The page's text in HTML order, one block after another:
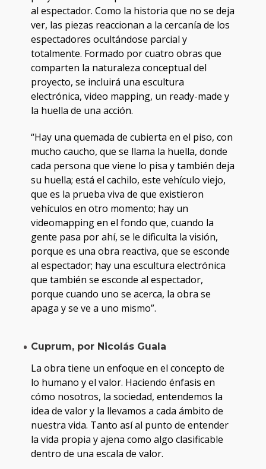
al espectador. Como la historia que no se deja
ver, las piezas reaccionan a la cercanía de los
espectadores ocultándose parcial y
totalmente. Formado por cuatro obras que
comparten la naturaleza conceptual del
proyecto, se incluirá una escultura
electrónica, video mapping, un ready-made y
la huella de una acción.
“Hay una quemada de cubierta en el piso, con
mucho caucho, que se llama la huella, donde
cada persona que viene lo pisa y también deja
su huella; está el cachilo, este vehículo viejo,
que es la prueba viva de que existieron
vehículos en otro momento; hay un
videomapping en el fondo que, cuando la
gente pasa por ahí, se le dificulta la visión,
porque es una obra reactiva, que se esconde
al espectador; hay una escultura electrónica
que también se esconde al espectador,
porque cuando uno se acerca, la obra se
apaga y se ve a uno mismo”.
Cuprum, por Nicolás Guala
La obra tiene un enfoque en el concepto de
lo humano y el valor. Haciendo énfasis en
cómo nosotros, la sociedad, entendemos la
idea de valor y la llevamos a cada ámbito de
nuestra vida. Tanto así al punto de entender
la vida propia y ajena como algo clasificable
dentro de una escala de valor.